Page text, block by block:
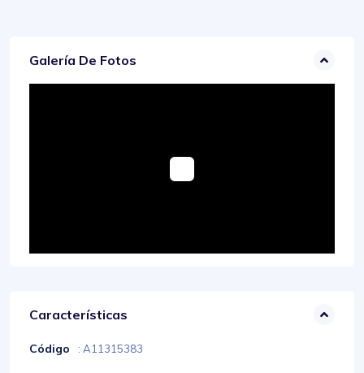
Galería De Fotos
Características
Código : A11315383